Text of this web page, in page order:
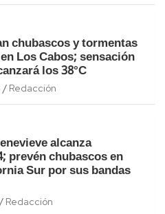
chubascos y tormentas
Los Cabos; sensación
los 38°C
Redacción
alcanza
prevén chubascos en
Sur por sus bandas
Redacción